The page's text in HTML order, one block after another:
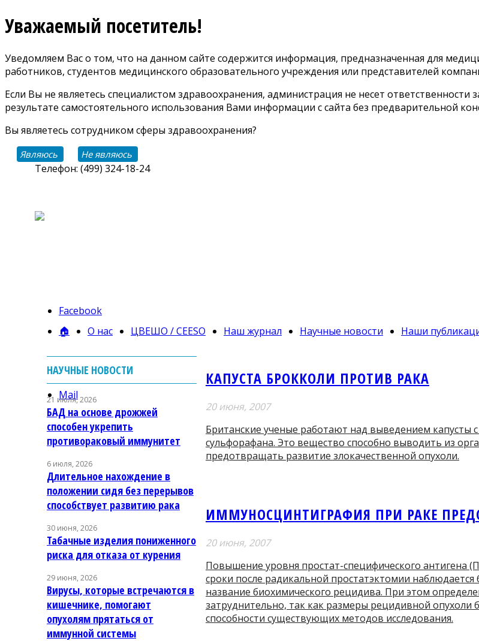
Уважаемый посетитель!
Уведомляем Вас о том, что на данном сайте содержится информация, предназначенная для
работников, студентов медицинского образовательного учреждения или представителей
Если Вы не являетесь специалистом здравоохранения, администрация не несет
результате самостоятельного использования Вами информации с сайта без предварительной
Вы являетесь сотрудником сферы здравоохранения?
Являюсь Не являюсь
Телефон: (499) 324-18-24
Facebook
Mail
🏠 О нас ЦВЕШО / CEESO Наш журнал Научные новости Наши
КАПУСТА БРОККОЛИ ПРОТИВ РАКА
20 июня, 2007
Британские ученые работают над выведением
сульфорафана. Это вещество способно выводить из
предотвращать развитие злокачественной опухоли.
ИММУНОСЦИНТИГРАФИЯ ПРИ РАКЕ
20 июня, 2007
Повышение уровня простат-специфического антигена
сроки после радикальной простатэктомии наблюдается
название биохимического рецидива. При этом
затруднительно, так как размеры рецидивной
способности существующих методов исследования.
НАУЧНЫЕ НОВОСТИ
21 июля, 2026
БАД на основе дрожжей
способен укрепить
противораковый иммунитет
6 июля, 2026
Длительное нахождение в
положении сидя без перерывов
способствует развитию рака
30 июня, 2026
Табачные изделия пониженного
риска для отказа от курения
29 июня, 2026
Вирусы, которые встречаются в
кишечнике, помогают
опухолям прятаться от
иммунной системы